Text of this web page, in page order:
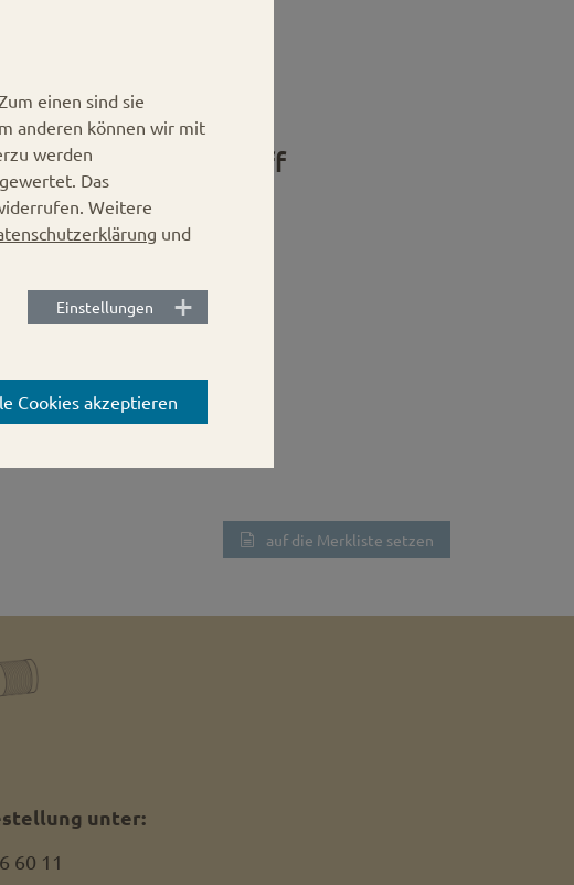
Deep Twist-off
off
auf die Merkliste setzen
unter:
60 11
einen sind sie
anderen können wir mit
werden
Das
Weitere
und
Einstellungen
Cookies akzeptieren